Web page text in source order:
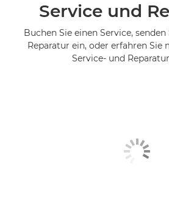
Service und
Buchen Sie einen Service,
Reparatur ein, oder erfahren Sie
Service- und